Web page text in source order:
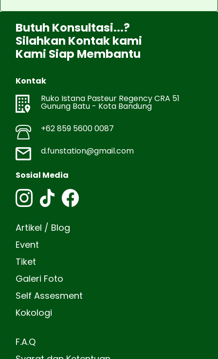
Butuh Konsultasi...?
Silahkan Kontak kami
Kami Siap Membantu
Kontak
Ruko Istana Pasteur Regency CRA 51
Gunung Batu - Kota Bandung
+62 859 5600 0087
d.funstation@gmail.com
Sosial Media
Artikel / Blog
Event
Tiket
Galeri Foto
Self Assesment
Kokologi
F.A.Q